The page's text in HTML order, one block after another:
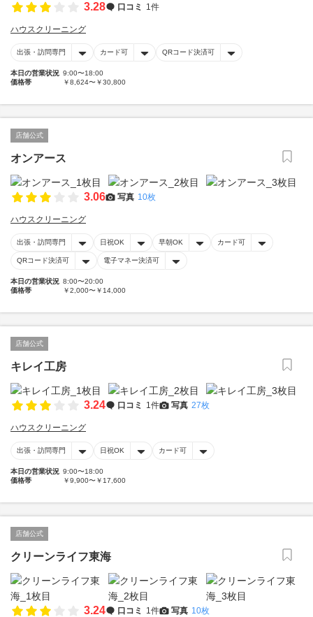
3.28
口コミ 1件
ハウスクリーニング
出張・訪問専門 カード可 QRコード決済可
本日の営業状況 9:00〜18:00
価格帯
￥8,624〜￥30,800
店舗公式
オンアース
3.06 写真 10枚
ハウスクリーニング
出張・訪問専門 日祝OK 早朝OK カード可
QRコード決済可 電子マネー決済可
本日の営業状況 8:00〜20:00
価格帯
￥2,000〜￥14,000
店舗公式
キレイ工房
3.24 口コミ 1件 写真 27枚
ハウスクリーニング
出張・訪問専門 日祝OK カード可
本日の営業状況 9:00〜18:00
価格帯
￥9,900〜￥17,600
店舗公式
クリーンライフ東海
3.24 口コミ 1件 写真 10枚